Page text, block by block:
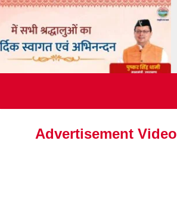
Advertisement Video